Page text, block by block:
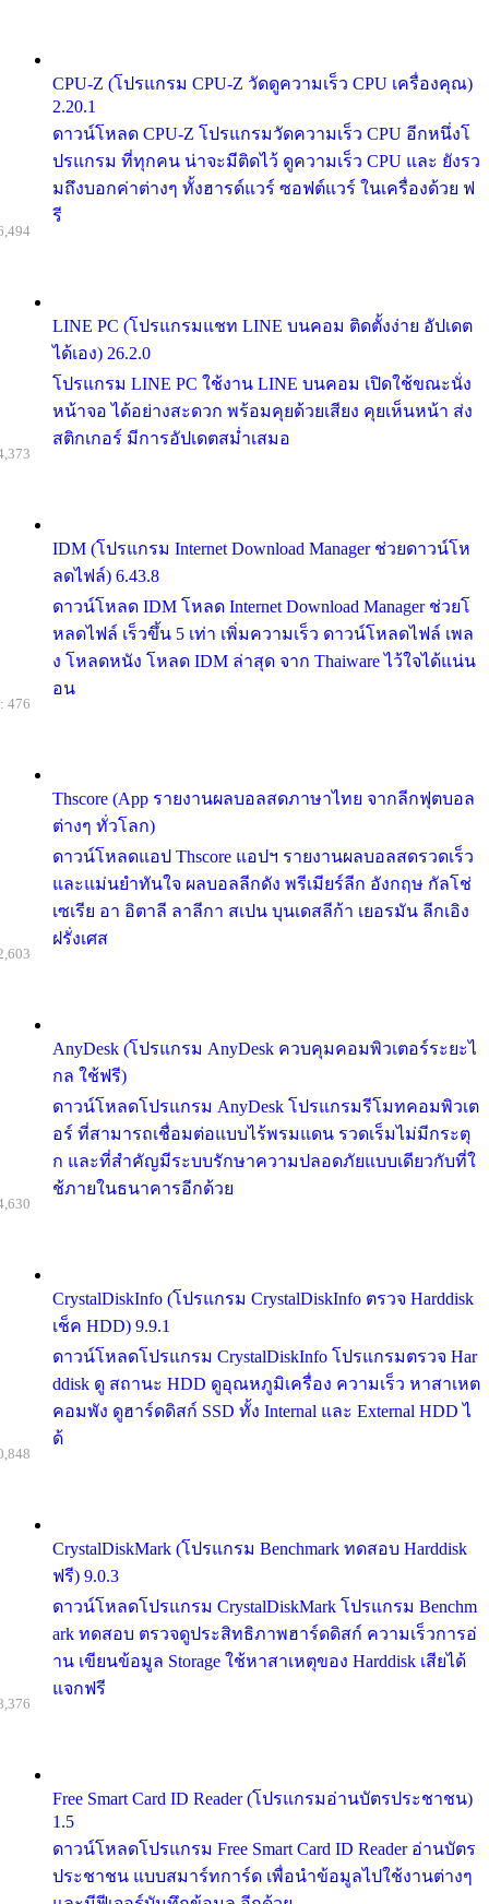
CPU-Z (โปรแกรม CPU-Z วัดดูความเร็ว CPU เครื่องคุณ)
2.20.1
ดาวน์โหลด CPU-Z โปรแกรมวัดความเร็ว CPU อีกหนึ่งโ
ปรแกรม ที่ทุกคน น่าจะมีติดไว้ ดูความเร็ว CPU และ ยังรว
มถึงบอกค่าต่างๆ ทั้งฮารด์แวร์ ซอฟต์แวร์ ในเครื่องด้วย ฟ
รี
LINE PC (โปรแกรมแชท LINE บนคอม ติดตั้งง่าย อัปเดต
ได้เอง) 26.2.0
โปรแกรม LINE PC ใช้งาน LINE บนคอม เปิดใช้ขณะนั่ง
หน้าจอ ได้อย่างสะดวก พร้อมคุยด้วยเสียง คุยเห็นหน้า ส่ง
สติกเกอร์ มีการอัปเดตสม่ำเสมอ
IDM (โปรแกรม Internet Download Manager ช่วยดาวน์โห
ลดไฟล์) 6.43.8
ดาวน์โหลด IDM โหลด Internet Download Manager ช่วยโ
หลดไฟล์ เร็วขึ้น 5 เท่า เพิ่มความเร็ว ดาวน์โหลดไฟล์ เพล
ง โหลดหนัง โหลด IDM ล่าสุด จาก Thaiware ไว้ใจได้แน่น
อน
Thscore (App รายงานผลบอลสดภาษาไทย จากลีกฟุตบอล
ต่างๆ ทั่วโลก)
ดาวน์โหลดแอป Thscore แอปฯ รายงานผลบอลสดรวดเร็ว
และแม่นยำทันใจ ผลบอลลีกดัง พรีเมียร์ลีก อังกฤษ กัลโช่
เซเรีย อา อิตาลี ลาลีกา สเปน บุนเดสลีก้า เยอรมัน ลีกเอิง
ฝรั่งเศส
476
AnyDesk (โปรแกรม AnyDesk ควบคุมคอมพิวเตอร์ระยะไ
กล ใช้ฟรี)
ดาวน์โหลดโปรแกรม AnyDesk โปรแกรมรีโมทคอมพิวเต
อร์ ที่สามารถเชื่อมต่อแบบไร้พรมแดน รวดเร็มไม่มีกระตุ
ก และที่สำคัญมีระบบรักษาความปลอดภัยแบบเดียวกับที่ใ
ช้ภายในธนาคารอีกด้วย
CrystalDiskInfo (โปรแกรม CrystalDiskInfo ตรวจ Harddisk
เช็ค HDD) 9.9.1
ดาวน์โหลดโปรแกรม CrystalDiskInfo โปรแกรมตรวจ Har
ddisk ดู สถานะ HDD ดูอุณหภูมิเครื่อง ความเร็ว หาสาเหต
คอมพัง ดูฮาร์ดดิสก์ SSD ทั้ง Internal และ External HDD ไ
ด้
CrystalDiskMark (โปรแกรม Benchmark ทดสอบ Harddisk
ฟรี) 9.0.3
ดาวน์โหลดโปรแกรม CrystalDiskMark โปรแกรม Benchm
ark ทดสอบ ตรวจดูประสิทธิภาพฮาร์ดดิสก์ ความเร็วการอ่
าน เขียนข้อมูล Storage ใช้หาสาเหตุของ Harddisk เสียได้
แจกฟรี
Free Smart Card ID Reader (โปรแกรมอ่านบัตรประชาชน)
1.5
ดาวน์โหลดโปรแกรม Free Smart Card ID Reader อ่านบัตร
ประชาชน แบบสมาร์ทการ์ด เพื่อนำข้อมูลไปใช้งานต่างๆ